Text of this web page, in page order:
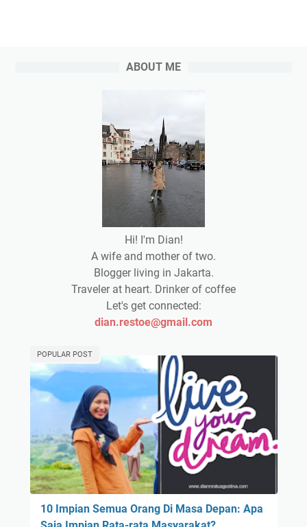
ABOUT ME
Hi! I'm Dian!
A wife and mother of two.
Blogger living in Jakarta.
Traveler at heart. Drinker of coffee
Let's get connected:
dian.restoe@gmail.com
POPULAR POST
10 Impian Semua Orang Di Masa Depan: Apa